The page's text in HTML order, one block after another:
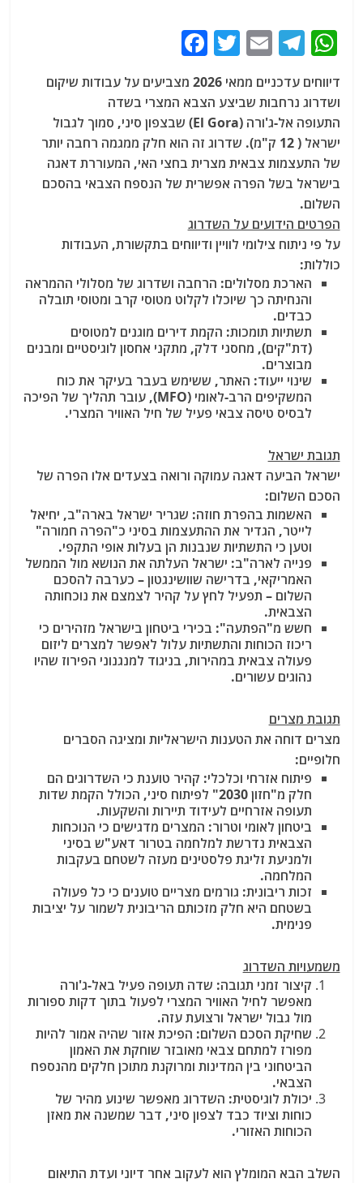
W
at
s
A
p
p
T
e
g
ra
m
E
ai
l
T
w
itt
er
c
e
b
o
o
דיווחים עדכניים ממאי 2026 מצביעים על עבודות שיקום
ושדרוג נרחבות שביצע הצבא המצרי בשדה
התעופה אל-ג'ורה (El Gora) שבצפון סיני, סמוך לגבול
ישראל ( 12 ק"מ). שדרוג זה הוא חלק ממגמה רחבה יותר
של התעצמות צבאית מצרית בחצי האי, המעוררת דאגה
בישראל בשל הפרה אפשרית של הנספח הצבאי בהסכם
השלום.
הפרטים הידועים על השדרוג
על פי ניתוח צילומי לוויין ודיווחים בתקשורת, העבודות
כוללות:
הארכת מסלולים: הרחבה ושדרוג של מסלולי ההמראה
והנחיתה כך שיוכלו לקלוט מטוסי קרב ומטוסי תובלה
כבדים.
תשתיות תומכות: הקמת דירים מוגנים למטוסים
(דת"קים), מחסני דלק, מתקני אחסון לוגיסטיים ומבנים
מבוצרים.
שינוי ייעוד: האתר, ששימש בעבר בעיקר את כוח
המשקיפים הרב-לאומי (MFO), עובר תהליך של הפיכה
לבסיס טיסה צבאי פעיל של חיל האוויר המצרי.
תגובת ישראל
ישראל הביעה דאגה עמוקה ורואה בצעדים אלו הפרה של
הסכם השלום:
האשמות בהפרת חוזה: שגריר ישראל בארה"ב, יחיאל
לייטר, הגדיר את ההתעצמות בסיני כ"הפרה חמורה"
וטען כי התשתיות שנבנות הן בעלות אופי התקפי.
פנייה לארה"ב: ישראל העלתה את הנושא מול הממשל
האמריקאי, בדרישה שוושינגטון – כערבה להסכם
השלום – תפעיל לחץ על קהיר לצמצם את נוכחותה
הצבאית.
חשש מ"הפתעה": בכירי ביטחון בישראל מזהירים כי
ריכוז הכוחות והתשתיות עלול לאפשר למצרים ליזום
פעולה צבאית במהירות, בניגוד למנגנוני הפירוז שהיו
נהוגים עשורים.
תגובת מצרים
מצרים דוחה את הטענות הישראליות ומציגה הסברים
חלופיים:
פיתוח אזרחי וכלכלי: קהיר טוענת כי השדרוגים הם
חלק מ"חזון 2030" לפיתוח סיני, הכולל הקמת שדות
תעופה אזרחיים לעידוד תיירות והשקעות.
ביטחון לאומי וטרור: המצרים מדגישים כי הנוכחות
הצבאית נדרשת למלחמה בטרור דאע"ש בסיני
ולמניעת זליגת פלסטינים מעזה לשטחם בעקבות
המלחמה.
זכות ריבונית: גורמים מצריים טוענים כי כל פעולה
בשטחם היא חלק מזכותם הריבונית לשמור על יציבות
פנימית.
משמעויות השדרוג
קיצור זמני תגובה: שדה תעופה פעיל באל-ג'ורה
מאפשר לחיל האוויר המצרי לפעול בתוך דקות ספורות
מול גבול ישראל ורצועת עזה.
שחיקת הסכם השלום: הפיכת אזור שהיה אמור להיות
מפורז למתחם צבאי מאובזר שוחקת את האמון
הביטחוני בין המדינות ומרוקנת מתוכן חלקים מהנספח
הצבאי.
יכולת לוגיסטית: השדרוג מאפשר שינוע מהיר של
כוחות וציוד כבד לצפון סיני, דבר שמשנה את מאזן
הכוחות האזורי.
השלב הבא המומלץ הוא לעקוב אחר דיוני ועדת התיאום